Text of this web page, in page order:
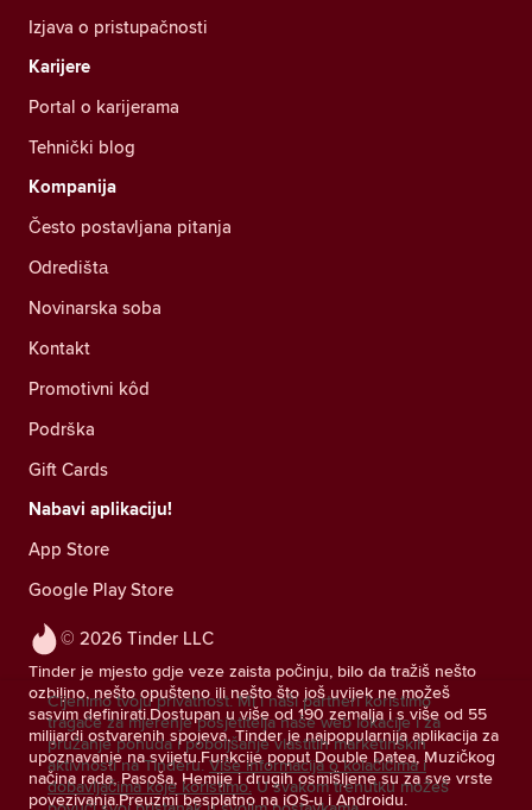
© 2026 Tinder LLC
Tinder je mjesto gdje veze zaista počinju, bilo da tražiš nešto
ozbiljno, nešto opušteno ili nešto što još uvijek ne možeš
sasvim definirati.Dostupan u više od 190 zemalja i s više od 55
milijardi ostvarenih spojeva, Tinder je najpopularnija aplikacija za
upoznavanje na svijetu.Funkcije poput Double Datea, Muzičkog
načina rada, Pasoša, Hemije i drugih osmišljene su za sve vrste
povezivanja.Preuzmi besplatno na iOS-u i Androidu.
Izjava o pristupačnosti
Karijere
Portal o karijerama
Tehnički blog
Kompanija
Često postavljana pitanja
Odredištа
Novinarska soba
Kontakt
Promotivni kôd
Podrška
Gift Cards
Nabavi aplikaciju!
App Store
Google Play Store
Cijenimo tvoju privatnost. Mi i naši partneri koristimo
tragače za mjerenje posjetitelja naše web lokacije i za
pružanje ponuda i poboljšanje vlastitih marketinških
aktivnosti na Tinderu. Više informacija o kolačićima i
dobavljačima koje koristimo. U svakom trenutku možeš